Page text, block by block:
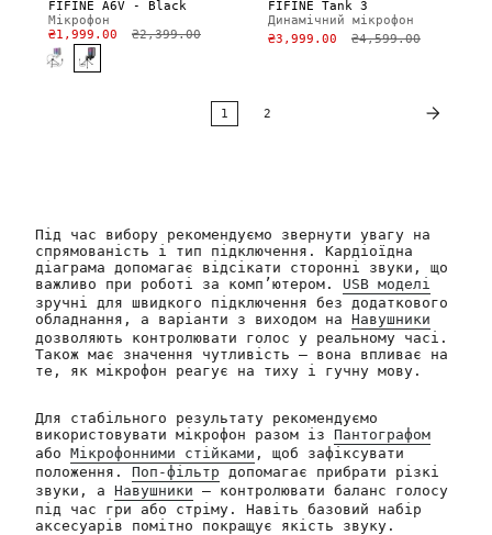
FIFINE A6V - Black
Мікрофон
₴1,999.00
₴2,399.00
FIFINE Tank 3
Динамічний мікрофон
₴3,999.00
₴4,599.00
1 2
Під час вибору рекомендуємо звернути увагу на
спрямованість і тип підключення. Кардіоїдна
діаграма допомагає відсікати сторонні звуки, що
важливо при роботі за комп’ютером. USB моделі
зручні для швидкого підключення без додаткового
обладнання, а варіанти з виходом на Навушники
дозволяють контролювати голос у реальному часі.
Також має значення чутливість — вона впливає на
те, як мікрофон реагує на тиху і гучну мову.
Для стабільного результату рекомендуємо
використовувати мікрофон разом із Пантографом
або Мікрофонними стійками , щоб зафіксувати
положення. Поп-фільтр допомагає прибрати різкі
звуки, а Навушники — контролювати баланс голосу
під час гри або стріму. Навіть базовий набір
аксесуарів помітно покращує якість звуку.